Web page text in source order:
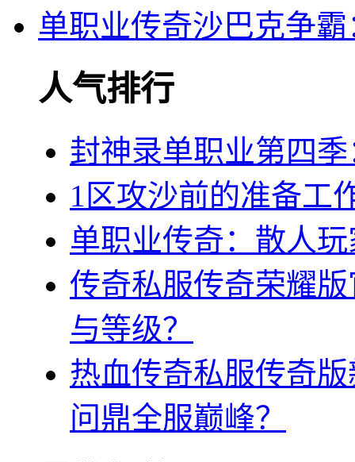
单职业传奇沙巴克争
人气排行
封神录单职业第四
1区攻沙前的准备工
单职业传奇：散人
传奇私服传奇荣耀
与等级？
热血传奇私服传奇
问鼎全服巅峰？